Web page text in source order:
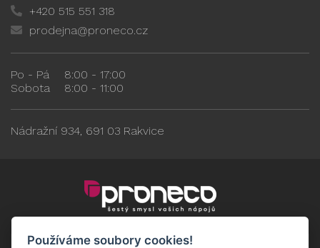
+420 515 551 318
prodejna@proneco.cz
Po - Pá
8:00 - 17:00
Sobota
8:00 - 11:00
Nádražní 934, 691 03 Rakvice
Používáme soubory cookies!